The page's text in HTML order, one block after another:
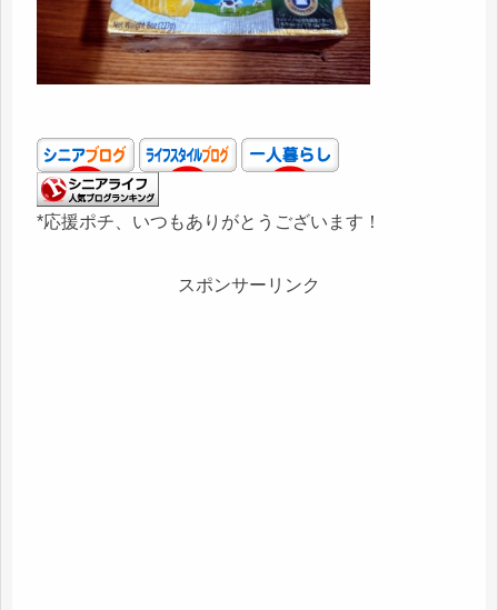
*応援ポチ、いつもありがとうございます！
スポンサーリンク